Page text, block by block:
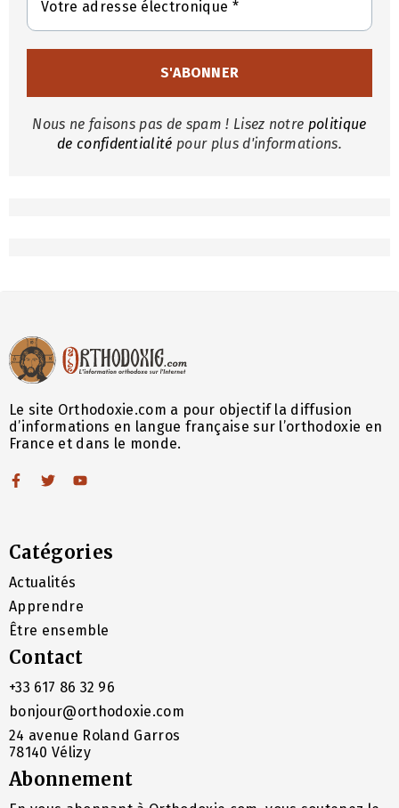
Nous ne faisons pas de spam ! Lisez notre politique
de confidentialité pour plus d'informations.
Le site Orthodoxie.com a pour objectif la diffusion
d’informations en langue française sur l’orthodoxie en
France et dans le monde.
Catégories
Actualités
Apprendre
Être ensemble
Contact
+33 617 86 32 96
bonjour@orthodoxie.com
24 avenue Roland Garros
78140 Vélizy
Abonnement